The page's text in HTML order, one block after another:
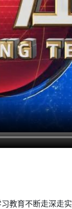
教育不断走深走实